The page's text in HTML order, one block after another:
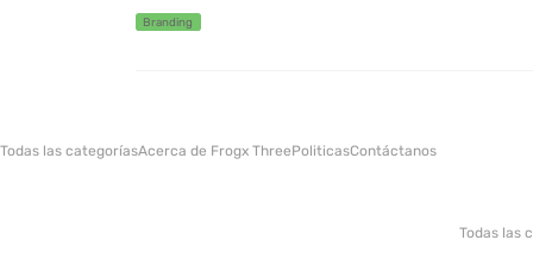
Branding
Todas las categoríasAcerca de Frogx ThreePoliticasContáctanos
Todas las